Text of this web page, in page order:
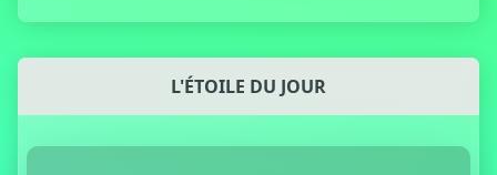
L'ÉTOILE DU JOUR